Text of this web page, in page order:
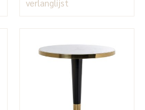
verlanglijst